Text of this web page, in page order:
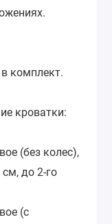
комплект.
кроватки:
(без колес),
до 2-го
(с